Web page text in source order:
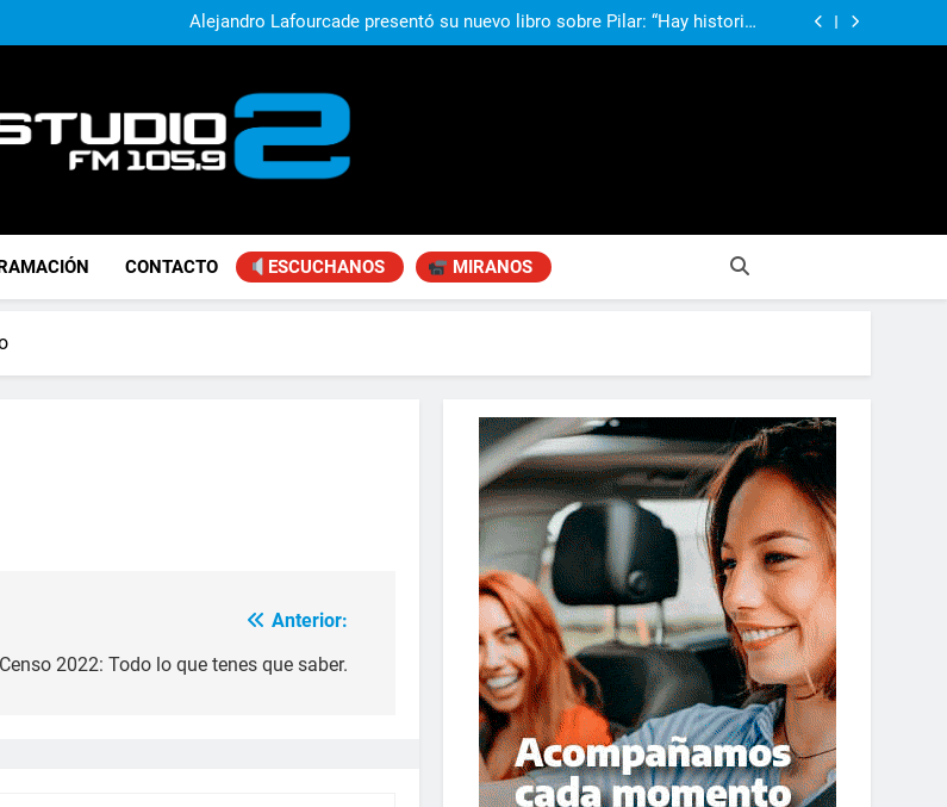
que, si nadie las plasma, se pierden para siempre”
Achával, primero en imagen positiva entre jefes comunales del GBA
Fabiana Cantilo presenta ‘Flor de Loto’
Achával, primero en imagen positiva entre jefes comunales del GBA
Estudio 2
CONTACTO ESCUCHANOS MIRANOS
Anterior:
Censo 2022: Todo lo que tenes que saber.